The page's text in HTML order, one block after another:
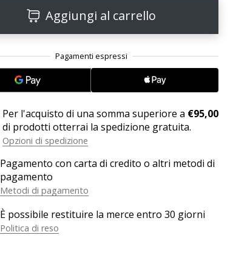
Aggiungi al carrello
Per l'acquisto di una somma superiore a €95,00
di prodotti otterrai la spedizione gratuita.
Opzioni di spedizione
Pagamento con carta di credito o altri metodi di
pagamento
Metodi di pagamento
È possibile restituire la merce entro 30 giorni
Politica di reso